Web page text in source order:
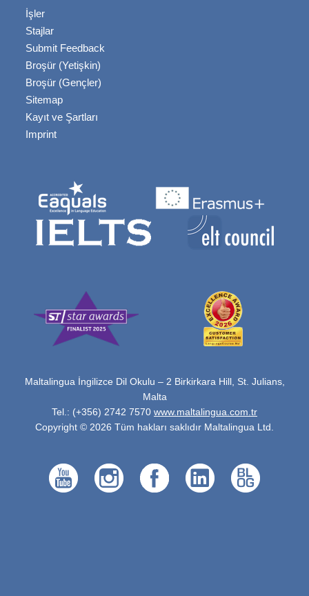
İşler
Stajlar
Submit Feedback
Broşür (Yetişkin)
Broşür (Gençler)
Sitemap
Kayıt ve Şartları
Imprint
Maltalingua İngilizce Dil Okulu – 2 Birkirkara Hill, St. Julians,
Malta
Tel.: (+356) 2742 7570 www.maltalingua.com.tr
Copyright © 2026 Tüm hakları saklıdır Maltalingua Ltd.